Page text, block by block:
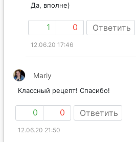
Да, вполне)
1 0 Ответить
12.06.20 17:46
Mariy
Классный рецепт! Спасибо!
0 0 Ответить
12.06.20 21:50